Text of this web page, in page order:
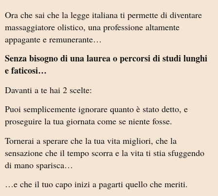
Ora che sai che la legge italiana ti permette di diventare
massaggiatore olistico, una professione altamente
appagante e remunerante…
Senza bisogno di una laurea o percorsi di studi lunghi
e faticosi…
Davanti a te hai 2 scelte:
Puoi semplicemente ignorare quanto è stato detto, e
proseguire la tua giornata come se niente fosse.
Tornerai a sperare che la tua vita migliori, che la
sensazione che il tempo scorra e la vita ti stia sfuggendo
di mano sparisca…
…e che il tuo capo inizi a pagarti quello che meriti.